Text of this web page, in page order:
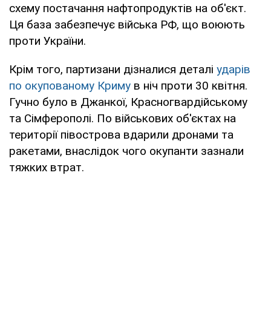
схему постачання нафтопродуктів на об'єкт.
Ця база забезпечує війська РФ, що воюють
проти України.
Крім того, партизани дізналися деталі ударів
по окупованому Криму в ніч проти 30 квітня.
Гучно було в Джанкої, Красногвардійському
та Сімферополі. По військових об'єктах на
території півострова вдарили дронами та
ракетами, внаслідок чого окупанти зазнали
тяжких втрат.